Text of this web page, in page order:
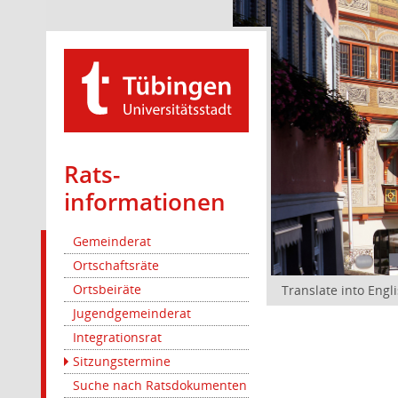
Rats­
informationen
Gemeinderat
Ortschaftsräte
Ortsbeiräte
Jugendgemeinderat
Integrationsrat
Sitzungstermine
Suche nach Ratsdokumenten
Translate into